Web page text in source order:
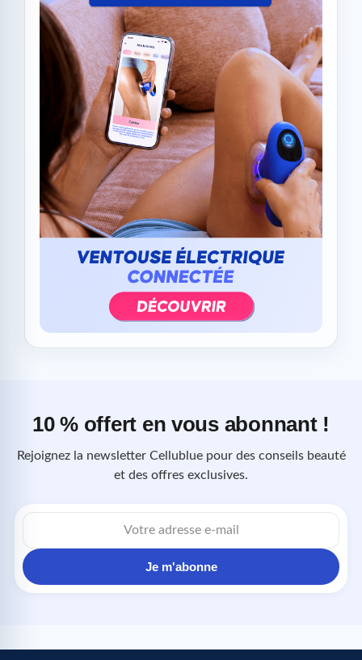
10 % offert en vous abonnant !
Rejoignez la newsletter Cellublue pour des conseils beauté
et des offres exclusives.
Adresse
e-
Je m'abonne